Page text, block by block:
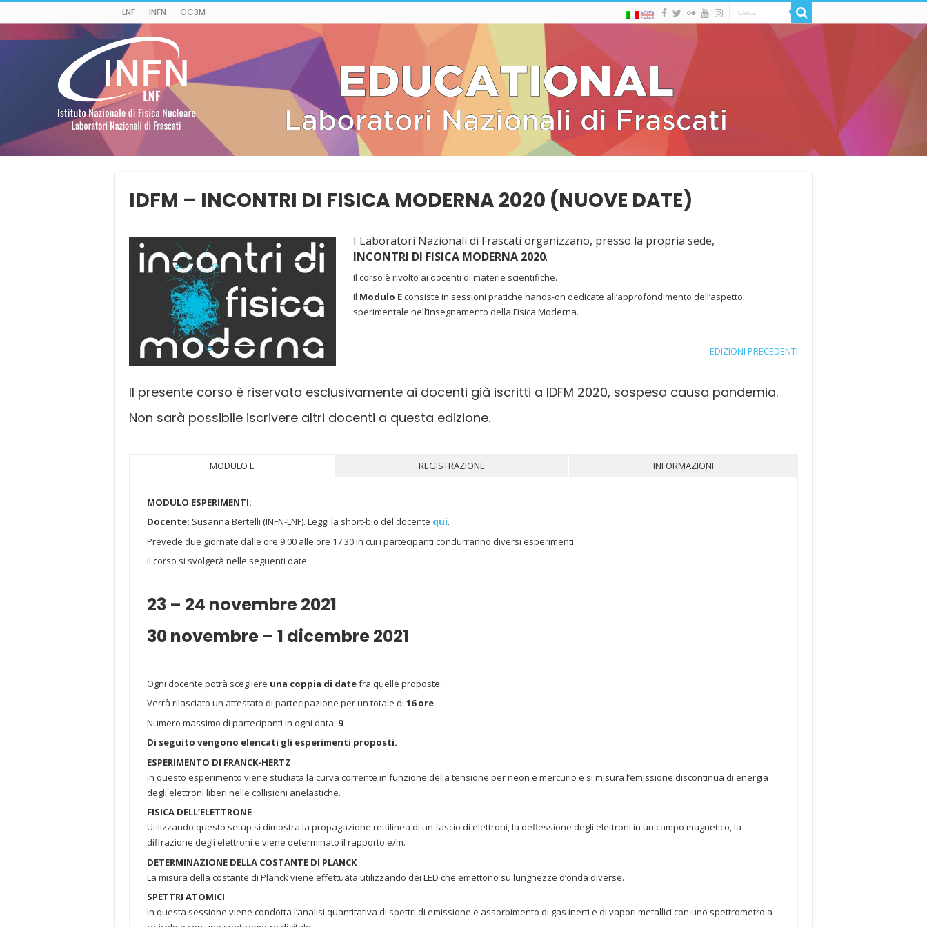
LNF INFN CC3M
IDFM – INCONTRI DI FISICA MODERNA 2020 (NUOVE DATE)
I Laboratori Nazionali di Frascati organizzano, presso la propria sede,
INCONTRI DI FISICA MODERNA 2020.
Il corso è rivolto ai docenti di materie scientifiche.
Il Modulo Econsiste in sessioni pratiche hands-on dedicate all’approfondimento dell’aspetto
sperimentale nell’insegnamento della Fisica Moderna.
EDIZIONI PRECEDENTI
Il presente corso è riservato esclusivamente ai docenti già iscritti a IDFM 2020, sospeso causa pandemia.
Non sarà possibile iscrivere altri docenti a questa edizione.
MODULO E REGISTRAZIONE INFORMAZIONI
MODULO ESPERIMENTI:
Docente: Susanna Bertelli (INFN-LNF). Leggi la short-bio del docente qui.
Prevede due giornate dalle ore 9.00 alle ore 17.30 in cui i partecipanti condurranno diversi esperimenti.
Il corso si svolgerà nelle seguenti date:
23 – 24 novembre 2021
30 novembre – 1 dicembre 2021
Ogni docente potrà scegliere una coppia di datefra quelle proposte.
Verrà rilasciato un attestato di partecipazione per un totale di 16 ore.
Numero massimo di partecipanti in ogni data: 9
Di seguito vengono elencati gli esperimenti proposti.
ESPERIMENTO DI FRANCK-HERTZ
In questo esperimento viene studiata la curva corrente in funzione della tensione per neon e mercurio e si misura l’emissione discontinua di energia
degli elettroni liberi nelle collisioni anelastiche.
FISICA DELL’ELETTRONE
Utilizzando questo setup si dimostra la propagazione rettilinea di un fascio di elettroni, la deflessione degli elettroni in un campo magnetico, la
diffrazione degli elettroni e viene determinato il rapporto e/m.
DETERMINAZIONE DELLA COSTANTE DI PLANCK
La misura della costante di Planck viene effettuata utilizzando dei LED che emettono su lunghezze d’onda diverse.
SPETTRI ATOMICI
In questa sessione viene condotta l’analisi quantitativa di spettri di emissione e assorbimento di gas inerti e di vapori metallici con uno spettrometro a